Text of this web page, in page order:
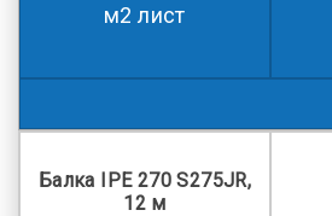
м2 лист
Балка IPE 270 S275JR,
12 м